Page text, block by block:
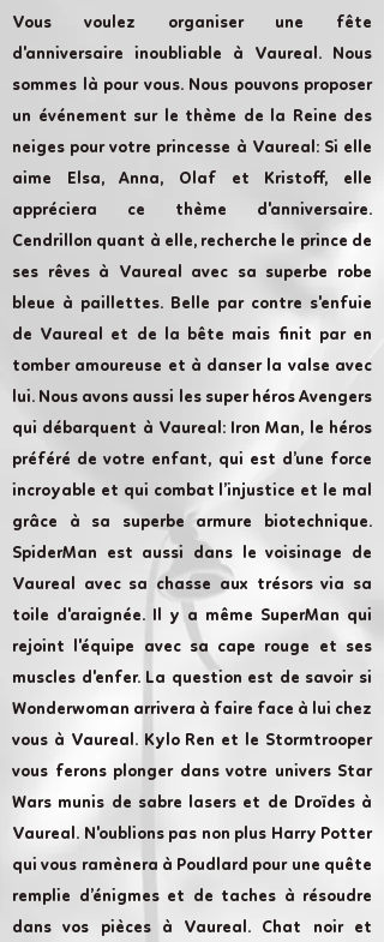
Vous voulez organiser une fête
d'anniversaire inoubliable à Vaureal. Nous
sommes là pour vous. Nous pouvons proposer
un événement sur le thème de la Reine des
neiges pour votre princesse à Vaureal: Si elle
aime Elsa, Anna, Olaf et Kristoff, elle
appréciera ce thème d'anniversaire.
Cendrillon quant à elle, recherche le prince de
ses rêves à Vaureal avec sa superbe robe
bleue à paillettes. Belle par contre s'enfuie
de Vaureal et de la bête mais finit par en
tomber amoureuse et à danser la valse avec
lui. Nous avons aussi les super héros Avengers
qui débarquent à Vaureal: Iron Man, le héros
préféré de votre enfant, qui est d’une force
incroyable et qui combat l’injustice et le mal
grâce à sa superbe armure biotechnique.
SpiderMan est aussi dans le voisinage de
Vaureal avec sa chasse aux trésors via sa
toile d'araignée. Il y a même SuperMan qui
rejoint l'équipe avec sa cape rouge et ses
muscles d'enfer. La question est de savoir si
Wonderwoman arrivera à faire face à lui chez
vous à Vaureal. Kylo Ren et le Stormtrooper
vous ferons plonger dans votre univers Star
Wars munis de sabre lasers et de Droïdes à
Vaureal. N'oublions pas non plus Harry Potter
qui vous ramènera à Poudlard pour une quête
remplie d’énigmes et de taches à résoudre
dans vos pièces à Vaureal. Chat noir et